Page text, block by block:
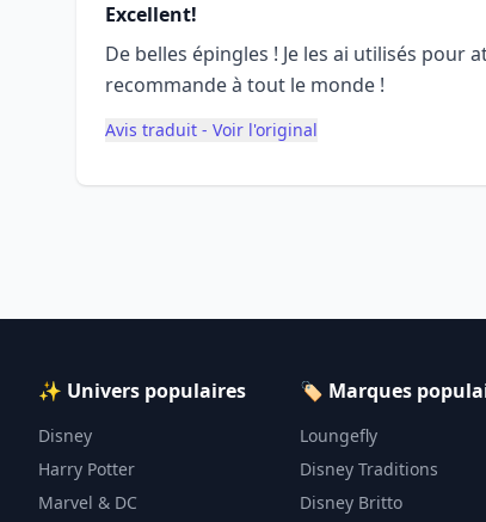
Excellent!
De belles épingles ! Je les ai utilisés pour
recommande à tout le monde !
Avis traduit - Voir l'original
✨ Univers populaires
Disney
Harry Potter
Marvel & DC
🏷️ Marques
Loungefly
Disney Traditions
Disney Britto